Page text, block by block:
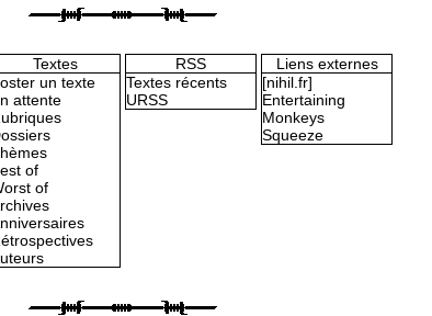
Textes
un texte
attente
of
of
RSS
Textes récents
URSS
Liens externes
[nihil.fr]
Entertaining
Monkeys
Squeeze